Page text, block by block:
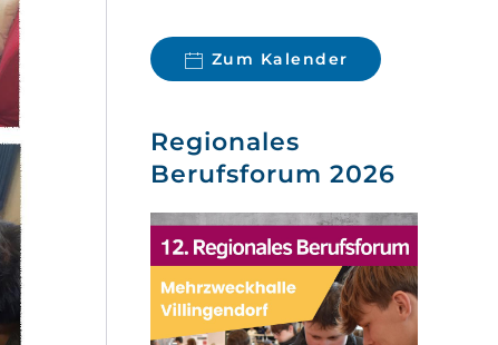
Zum Kalender
Regionales
Berufsforum 2026